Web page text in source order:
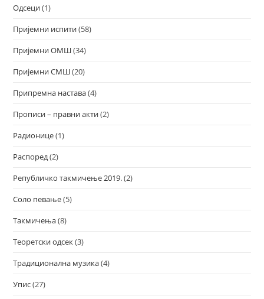
Одсеци(1)
Пријемни испити(58)
Пријемни ОМШ(34)
Пријемни СМШ(20)
Припремна настава(4)
Прописи – правни акти(2)
Радионице(1)
Распоред(2)
Републичко такмичење 2019.(2)
Соло певање(5)
Такмичења(8)
Теоретски одсек(3)
Традиционална музика(4)
Упис(27)